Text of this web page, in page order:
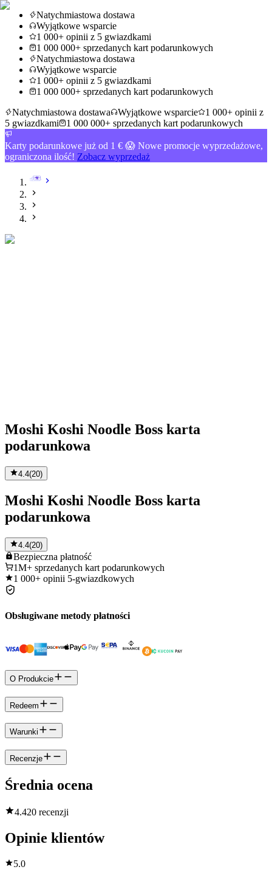
Natychmiastowa dostawa
Wyjątkowe wsparcie
1 000+ opinii z 5 gwiazdkami
1 000 000+ sprzedanych kart podarunkowych
Natychmiastowa dostawa
Wyjątkowe wsparcie
1 000+ opinii z 5 gwiazdkami
1 000 000+ sprzedanych kart podarunkowych
Natychmiastowa dostawa
Wyjątkowe wsparcie
1 000+ opinii z
5 gwiazdkami
1 000 000+ sprzedanych kart podarunkowych
Karty podarunkowe już od 1 € 😱 Nowe promocje wyprzedażowe,
ograniczona ilość! Zobacz wyprzedaż
Moshi Koshi Noodle Boss karta
podarunkowa
4.4(20)
Moshi Koshi Noodle Boss karta
podarunkowa
4.4(20)
Bezpieczna płatność
1M+ sprzedanych kart podarunkowych
1 000+ opinii 5-gwiazdkowych
Obsługiwane metody płatności
O Produkcie
Redeem
Warunki
Recenzje
Średnia ocena
4.420 recenzji
Opinie klientów
5.0